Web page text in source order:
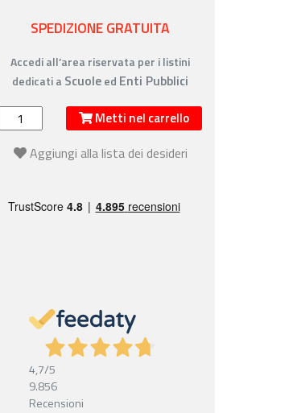
SPEDIZIONE GRATUITA
Accedi all’area riservata per i listini
dedicati a Scuoleed Enti Pubblici
Metti nel carrello
Aggiungi alla lista dei desideri
4,7/5
9.856
Recensioni